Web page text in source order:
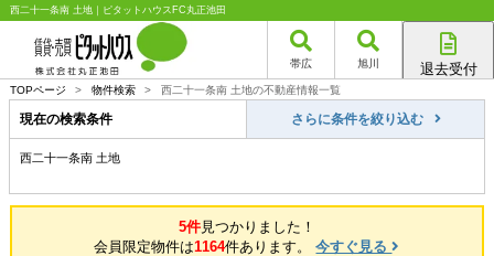
西二十一条南 土地｜ピタットハウスFC丸正池田
帯広 旭川 退去受付
旭川店
TOPページ > 物件検索 > 西二十一条南 土地の不動産情報一覧
現在の検索条件 さらに条件を絞り込む
西二十一条南 土地
5件見つかりました！
会員限定物件は1164件あります。今すぐ見る